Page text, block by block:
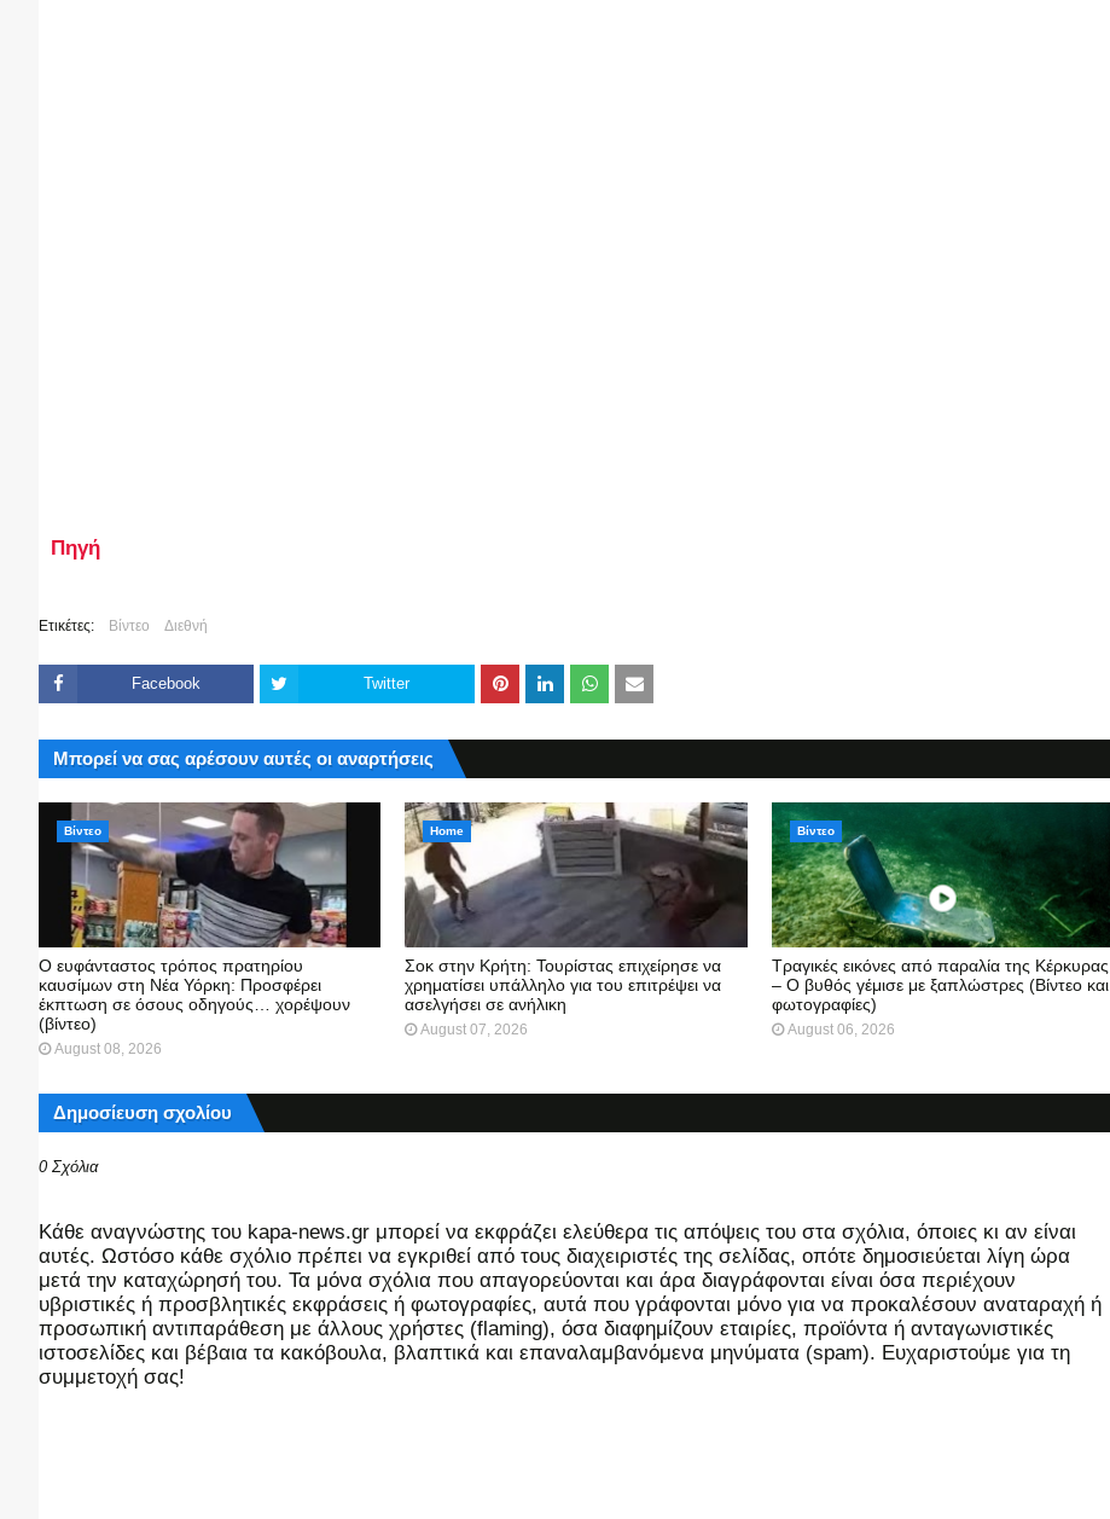
Πηγή
Ετικέτες: Βίντεο Διεθνή
Facebook Twitter
Μπορεί να σας αρέσουν αυτές οι αναρτήσεις
Βίντεο
Ο ευφάνταστος τρόπος πρατηρίου
καυσίμων στη Νέα Υόρκη: Προσφέρει
έκπτωση σε όσους οδηγούς… χορέψουν
(βίντεο)
August 08, 2026
Home
Σοκ στην Κρήτη: Τουρίστας επιχείρησε να
χρηματίσει υπάλληλο για του επιτρέψει να
ασελγήσει σε ανήλικη
August 07, 2026
Βίντεο
Τραγικές εικόνες από παραλία της Κέρκυρας
– Ο βυθός γέμισε με ξαπλώστρες (Βίντεο και
φωτογραφίες)
August 06, 2026
Δημοσίευση σχολίου
0 Σχόλια
Kάθε αναγνώστης του kapa-news.gr μπορεί να εκφράζει ελεύθερα τις απόψεις του στα σχόλια, όποιες κι αν είναι
αυτές. Ωστόσο κάθε σχόλιο πρέπει να εγκριθεί από τους διαχειριστές της σελίδας, οπότε δημοσιεύεται λίγη ώρα
μετά την καταχώρησή του. Τα μόνα σχόλια που απαγορεύονται και άρα διαγράφονται είναι όσα περιέχουν
υβριστικές ή προσβλητικές εκφράσεις ή φωτογραφίες, αυτά που γράφονται μόνο για να προκαλέσουν αναταραχή ή
προσωπική αντιπαράθεση με άλλους χρήστες (flaming), όσα διαφημίζουν εταιρίες, προϊόντα ή ανταγωνιστικές
ιστοσελίδες και βέβαια τα κακόβουλα, βλαπτικά και επαναλαμβανόμενα μηνύματα (spam). Ευχαριστούμε για τη
συμμετοχή σας!